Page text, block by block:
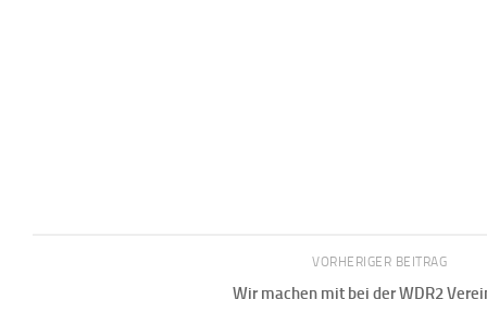
VORHERIGER BEITRAG
Wir machen mit bei der WDR2